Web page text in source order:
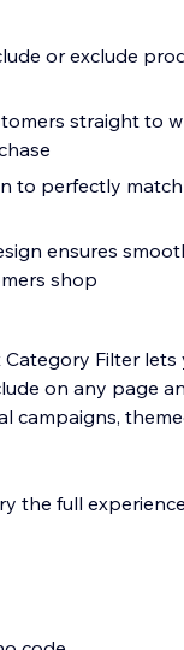
or exclude
straight to
to perfectly
ensures
shop
Filter lets
on any page
the full